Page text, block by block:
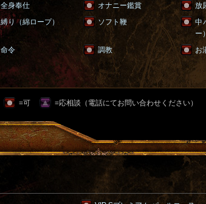
全身奉仕 オナニー鑑賞
放
縛り（綿ロープ） ソフト鞭
中
ー）
命令 調教
お
=可 =応相談（電話にてお問い合わせください）